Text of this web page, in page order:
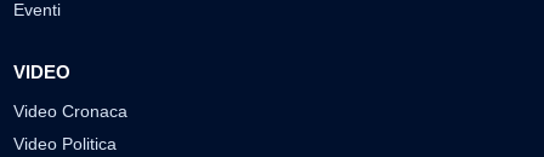
Eventi
VIDEO
Video Cronaca
Video Politica